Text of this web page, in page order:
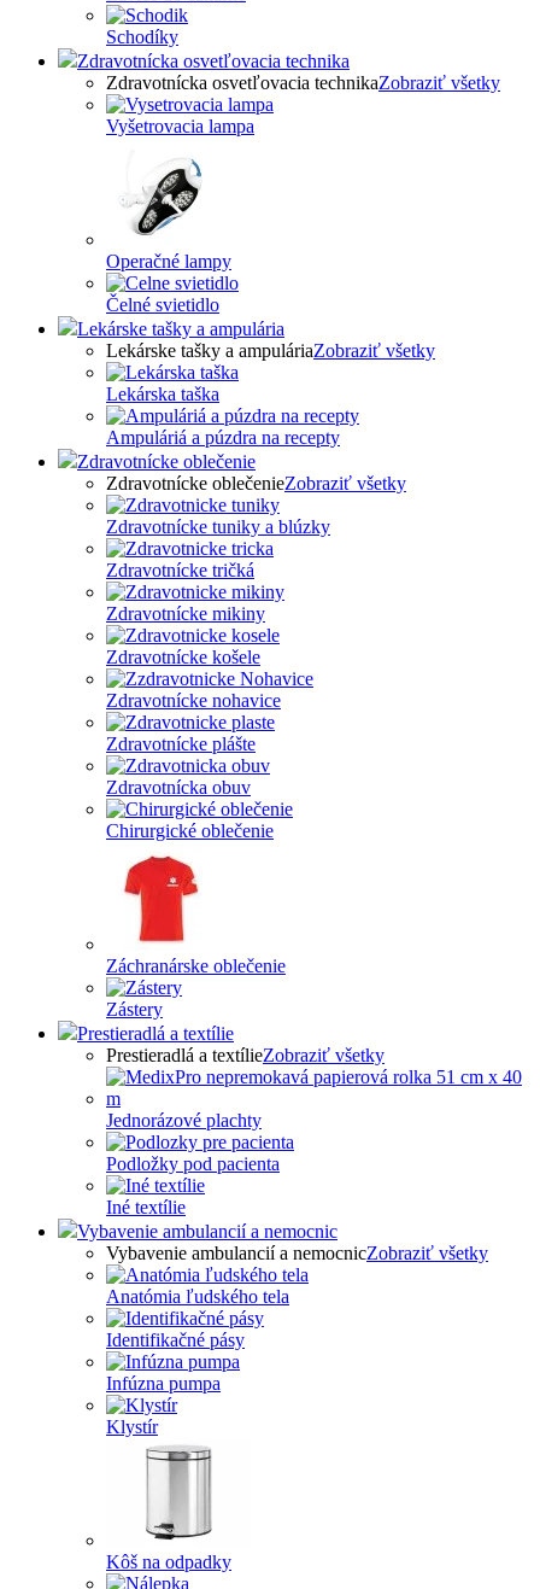
Schodíky
Zdravotnícka osvetľovacia technika
Zdravotnícka osvetľovacia technikaZobraziť všetky
Vyšetrovacia lampa
Operačné lampy
Čelné svietidlo
Lekárske tašky a ampulária
Lekárske tašky a ampuláriaZobraziť všetky
Lekárska taška
Ampuláriá a púzdra na recepty
Zdravotnícke oblečenie
Zdravotnícke oblečenieZobraziť všetky
Zdravotnícke tuniky a blúzky
Zdravotnícke tričká
Zdravotnícke mikiny
Zdravotnícke košele
Zdravotnícke nohavice
Zdravotnícke plášte
Zdravotnícka obuv
Chirurgické oblečenie
Záchranárske oblečenie
Zástery
Prestieradlá a textílie
Prestieradlá a textílieZobraziť všetky
Jednorázové plachty
Podložky pod pacienta
Iné textílie
Vybavenie ambulancií a nemocnic
Vybavenie ambulancií a nemocnicZobraziť všetky
Anatómia ľudského tela
Identifikačné pásy
Infúzna pumpa
Klystír
Kôš na odpadky